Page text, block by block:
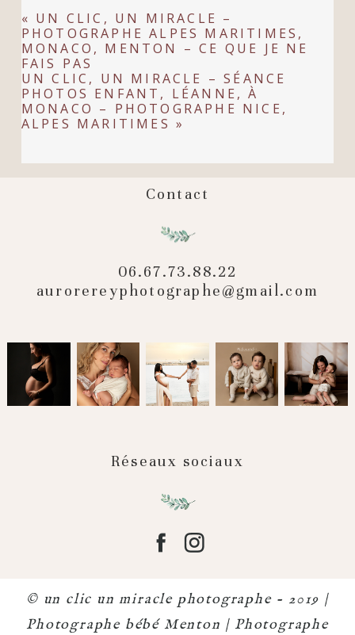
Your email is never published or shared.
Required fields are marked *
POST COMMENT
« UN CLIC, UN MIRACLE –
PHOTOGRAPHE ALPES MARITIMES,
MONACO, MENTON – CE QUE JE NE
FAIS PAS
UN CLIC, UN MIRACLE – SÉANCE
PHOTOS ENFANT, LÉANNE, À
MONACO – PHOTOGRAPHE NICE,
ALPES MARITIMES »
Contact
06.67.73.88.22
aurorereyphotographe@gmail.com
Réseaux sociaux
© un clic un miracle photographe - 2019 |
Photographe bébé Menton | Photographe